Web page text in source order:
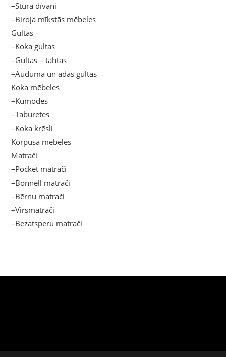
–Stūra dīvāni
–Biroja mīkstās mēbeles
Gultas
–Koka gultas
–Gultas – tahtas
–Auduma un ādas gultas
Koka mēbeles
–Kumodes
–Taburetes
–Koka krēsli
Korpusa mēbeles
Matrači
–Pocket matrači
–Bonnell matrači
–Bērnu matrači
–Virsmatrači
–Bezatsperu matrači